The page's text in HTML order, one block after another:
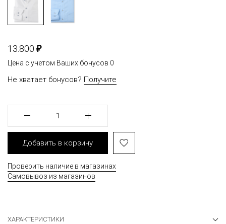
13.800 ₽
Цена с учетом Ваших бонусов 0
Не хватает бонусов? Получите
1
Добавить в корзину
Проверить наличие в магазинах
Самовывоз из магазинов
ХАРАКТЕРИСТИКИ